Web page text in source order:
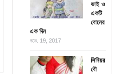
ভাই ও
একটি
বোনের
এক দিন
নভে. 19, 2017
সিনিয়র
বৌ